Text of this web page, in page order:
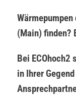
(Main) finden?
Bei
in Ihrer